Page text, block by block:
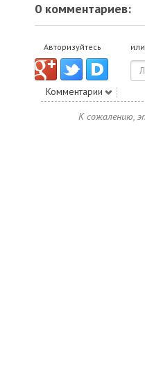
0 комментариев:
Авторизуйтесь
Комментарии
К сожалению,